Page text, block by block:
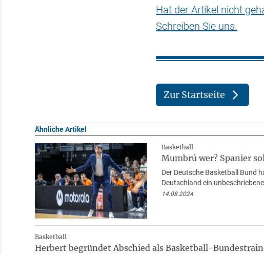
Hat der Artikel nicht
Schreiben Sie uns.
Zur Startseite
Ähnliche Artikel
Basketball
Mumbrú wer? Spanier
Der Deutsche Basketball Bund
Deutschland ein
14.08.2024
Basketball
Herbert begründet Abschied als Basketball-